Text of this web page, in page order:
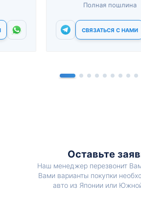
Полная пошлина
СВЯЗАТЬСЯ С НАМИ
Оставьте
Наш менеджер перезвонит
Вами варианты покупки
авто из Японии или